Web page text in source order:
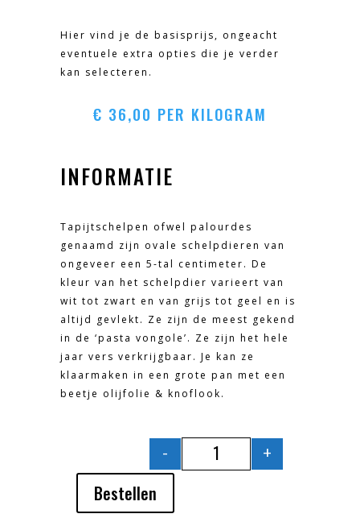
Hier vind je de basisprijs, ongeacht
eventuele extra opties die je verder
kan selecteren.
€ 36,00 PER KILOGRAM
INFORMATIE
Tapijtschelpen ofwel palourdes
genaamd zijn ovale schelpdieren van
ongeveer een 5-tal centimeter. De
kleur van het schelpdier varieert van
wit tot zwart en van grijs tot geel en is
altijd gevlekt. Ze zijn de meest gekend
in de ‘pasta vongole’. Ze zijn het hele
jaar vers verkrijgbaar. Je kan ze
klaarmaken in een grote pan met een
beetje olijfolie & knoflook.
TAPIJTSCHELPEN /
- +
Bestellen